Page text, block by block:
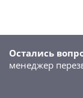
Остались
менеджер